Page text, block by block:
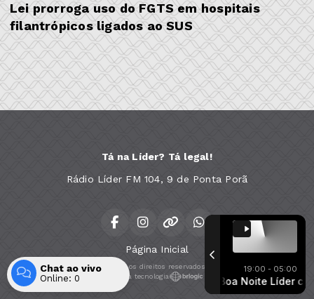
19:00 - 05:00
Boa Noite Líder com Líder FM 104.9Boa Noite Líder com
Lei prorroga uso do FGTS em hospitais
filantrópicos ligados ao SUS
Tá na Líder? Tá legal!
Rádio Líder FM 104, 9 de Ponta Porã
Página Inicial
Todos os direitos reservados.
Com a tecnologia
Chat ao vivo
Online: 0